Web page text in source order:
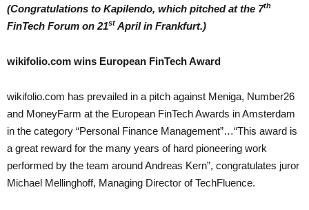
(Congratulations to Kapilendo, which pitched at the 7th
FinTech Forum on 21st April in Frankfurt.)
wikifolio.com wins European FinTech Award
wikifolio.com has prevailed in a pitch against Meniga, Number26
and MoneyFarm at the European FinTech Awards in Amsterdam
in the category “Personal Finance Management”…“This award is
a great reward for the many years of hard pioneering work
performed by the team around Andreas Kern”, congratulates juror
Michael Mellinghoff, Managing Director of TechFluence.